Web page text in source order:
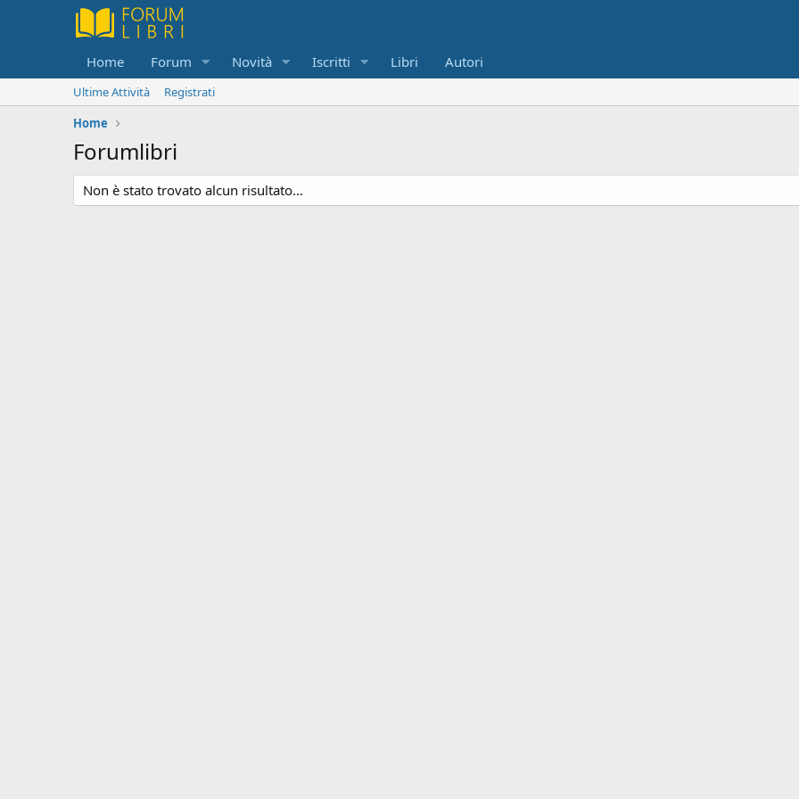
Home Forum Novità Iscritti Libri Autori
Ultime Attività
Registrati
Home
Forumlibri
Non è stato trovato alcun risultato...